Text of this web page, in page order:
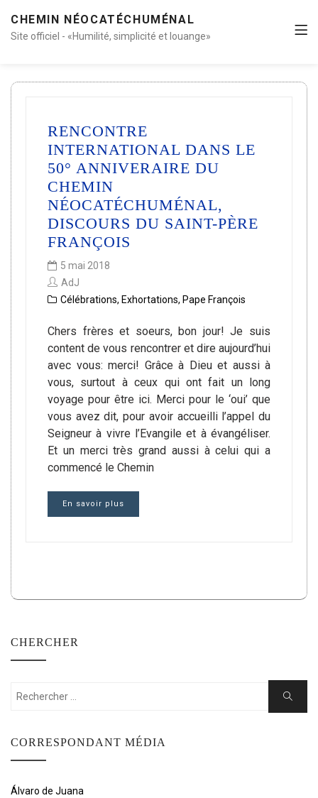
CHEMIN NÉOCATÉCHUMÉNAL
Site officiel - «Humilité, simplicité et louange»
RENCONTRE
INTERNATIONAL DANS LE
50° ANNIVERAIRE DU
CHEMIN
NÉOCATÉCHUMÉNAL,
DISCOURS DU SAINT-PÈRE
FRANÇOIS
5 mai 2018
AdJ
Célébrations, Exhortations, Pape François
Chers frères et soeurs, bon jour! Je suis
content de vous rencontrer et dire aujourd’hui
avec vous: merci! Grâce à Dieu et aussi à
vous, surtout à ceux qui ont fait un long
voyage pour être ici. Merci pour le ‘oui’ que
vous avez dit, pour avoir accueilli l’appel du
Seigneur à vivre l’Evangile et à évangéliser.
Et un merci très grand aussi à celui qui a
commencé le Chemin
En savoir plus
CHERCHER
Rechercher:
Chercher
CORRESPONDANT MÉDIA
Álvaro de Juana